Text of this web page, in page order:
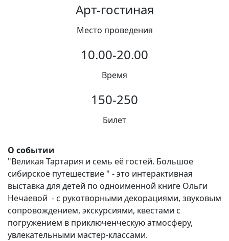
Арт-гостиная
Место проведения
10.00-20.00
Время
150-250
Билет
О событии
"Великая Тартария и семь её гостей. Большое
сибирское путешествие " - это интерактивная
выставка для детей по одноименной книге Ольги
Нечаевой - с рукотворными декорациями, звуковым
сопровождением, экскурсиями, квестами с
погружением в приключенческую атмосферу,
увлекательными мастер-классами.